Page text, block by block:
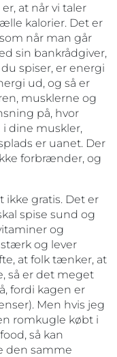
at når vi taler
kalorier. Det er
når man går
sin bankrådgiver,
spiser, er energi
ud, og så er
musklerne og
på, hvor
dine muskler,
er uanet. Der
forbrænder, og
ikke gratis. Det er
spise sund og
og
og lever
at folk tænker, at
så er det meget
fordi kagen er
Men hvis jeg
romkugle købt i
så kan
den samme